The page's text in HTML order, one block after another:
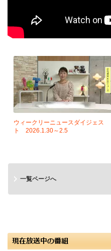
ウィークリーニュースダイジェス
ト 2026.1.30～2.5
一覧ページへ